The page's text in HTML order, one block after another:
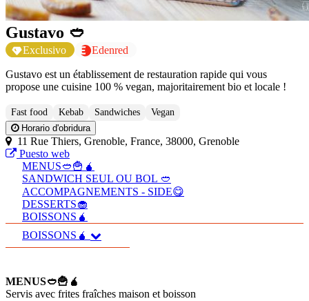
Gustavo 🥙
Exclusivo Edenred
Gustavo est un établissement de restauration rapide qui vous
propose une cuisine 100 % vegan, majoritairement bio et locale !
Fast food Kebab Sandwiches
Vegan
Horario d'obridura
11 Rue Thiers, Grenoble, France, 38000, Grenoble
Puesto web
MENUS🥙🍟🧉
SANDWICH SEUL OU BOL 🥙
ACCOMPAGNEMENTS - SIDE😋
DESSERTS🧁
BOISSONS🧉
BOISSONS🧉
MENUS🥙🍟🧉
Servis avec frites fraîches maison et boisson